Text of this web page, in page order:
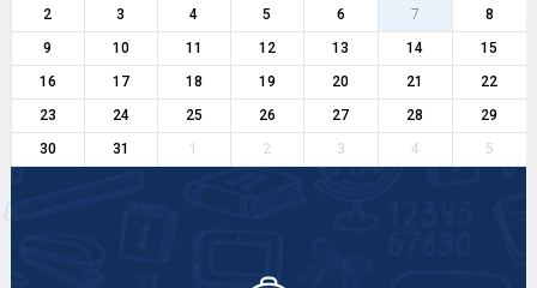
2
3 4 5 6 7
8
9
10 11 12 13 14
15
16
17 18 19 20 21
22
23
24 25 26 27 28
29
30
31 1 2 3 4 5